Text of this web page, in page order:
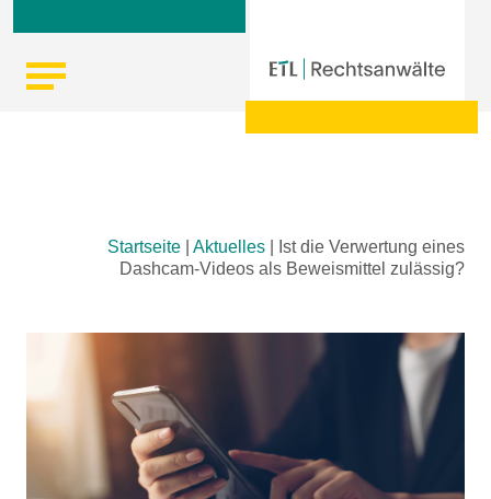
Startseite Aktuelles
Ist die Verwertung eines
Dashcam-Videos als Beweismittel zulässig?